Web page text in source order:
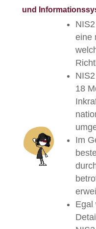
und
eine
18
Im
Egal